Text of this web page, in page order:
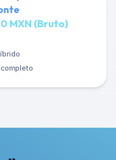
MXN (Bruto)